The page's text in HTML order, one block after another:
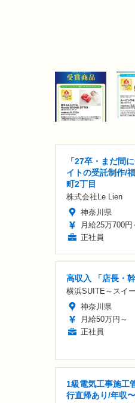
「27卒・まだ間
イトの受託制作/
町2丁目
株式会社Le Lien
神奈川県
月給25万700円
正社員
高収入 「店長・
横浜SUITE～スイ
神奈川県
月給50万円～
正社員
1級電気工事施工
行直帰あり/年収